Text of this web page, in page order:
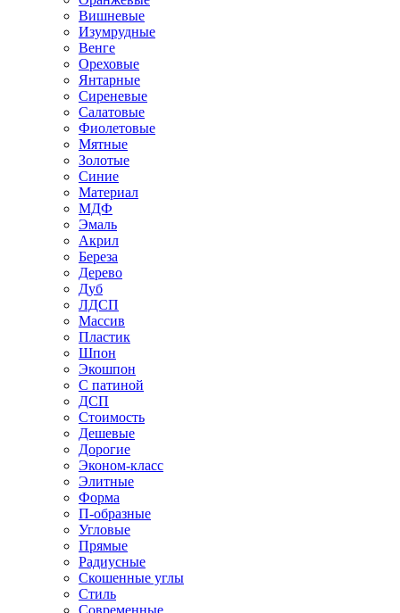
Вишневые
Изумрудные
Венге
Ореховые
Янтарные
Сиреневые
Салатовые
Фиолетовые
Мятные
Золотые
Синие
Материал
МДФ
Эмаль
Акрил
Береза
Дерево
Дуб
ЛДСП
Массив
Пластик
Шпон
Экошпон
С патиной
ДСП
Стоимость
Дешевые
Дорогие
Эконом-класс
Элитные
Форма
П-образные
Угловые
Прямые
Радиусные
Скошенные углы
Стиль
Современные